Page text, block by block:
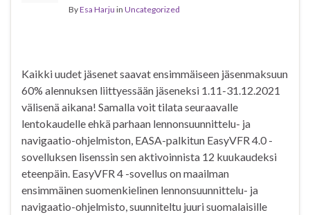
ByEsa Harju in Uncategorized
Kaikki uudet jäsenet saavat ensimmäiseen jäsenmaksuun
60% alennuksen liittyessään jäseneksi 1.11-31.12.2021
välisenä aikana! Samalla voit tilata seuraavalle
lentokaudelle ehkä parhaan lennonsuunnittelu- ja
navigaatio-ohjelmiston, EASA-palkitun EasyVFR 4.0 -
sovelluksen lisenssin sen aktivoinnista 12 kuukaudeksi
eteenpäin. EasyVFR 4 -sovellus on maailman
ensimmäinen suomenkielinen lennonsuunnittelu- ja
navigaatio-ohjelmisto, suunniteltu juuri suomalaisille